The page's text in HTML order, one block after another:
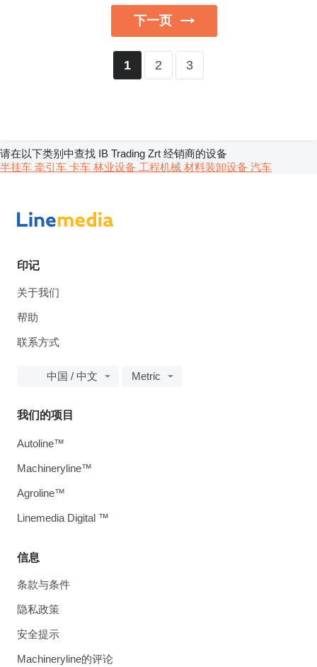
下一页
1 2 3
请在以下类别中查找 IB Trading Zrt 经销商的设备
半挂车 牵引车 卡车 林业设备 工程机械 材料装卸设备 汽车
印记
关于我们
帮助
联系方式
中国 / 中文 Metric
信息
条款与条件
隐私政策
安全提示
Machineryline的评论
我们的项目
Autoline™
Machineryline™
Agroline™
Linemedia Digital ™